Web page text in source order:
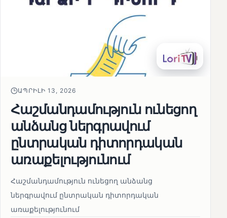
ԱՊՐԻԼԻ 13, 2026
Հաշմանդամություն ունեցող
անձանց ներգրավում
ընտրական դիտորդական
առաքելությունում
Հաշմանդամություն ունեցող անձանց
ներգրավում ընտրական դիտորդական
առաքելությունում